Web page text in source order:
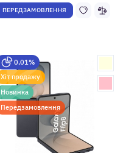
ПЕРЕДЗАМОВЛЕННЯ
0,01%
Хіт продажу
Новинка
Передзамовлення